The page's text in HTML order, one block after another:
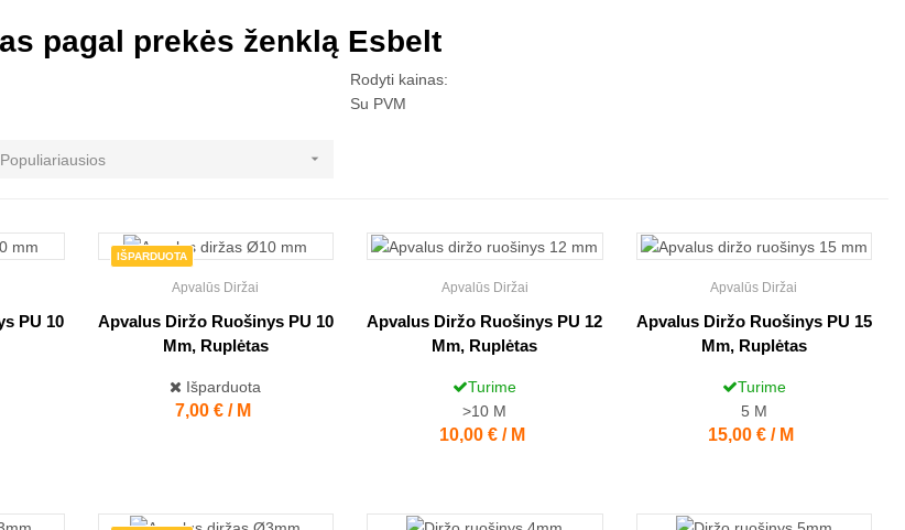
pagal prekės ženklą Esbelt
Rodyti kainas:
Su PVM
Populiariausios 
PU 10
IŠPARDUOTA
Apvalūs Diržai
Apvalus Diržo Ruošinys PU 10
Mm, Ruplėtas
Išparduota
Kaina
7,00 € / M
Apvalūs Diržai
Apvalus Diržo Ruošinys PU 12
Mm, Ruplėtas
Turime
>10 M
Kaina
10,00 € / M
Apvalūs Diržai
Apvalus Diržo Ruošinys PU 15
Mm, Ruplėtas
Turime
5 M
Kaina
15,00 € / M